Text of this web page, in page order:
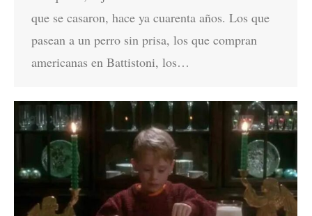
que se casaron, hace ya cuarenta años. Los que
pasean a un perro sin prisa, los que compran
americanas en Battistoni, los…